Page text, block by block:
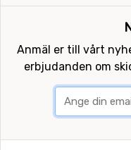
Anmäl er till vårt
erbjudanden om